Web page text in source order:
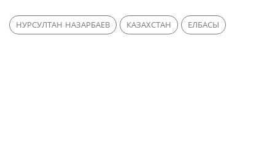
НУРСУЛТАН НАЗАРБАЕВ КАЗАХСТАН ЕЛБАСЫ